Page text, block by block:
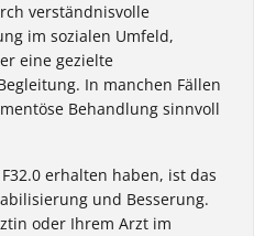
verständnisvolle
im sozialen Umfeld,
eine gezielte
In manchen Fällen
Behandlung sinnvoll
erhalten haben, ist das
und Besserung.
oder Ihrem Arzt im